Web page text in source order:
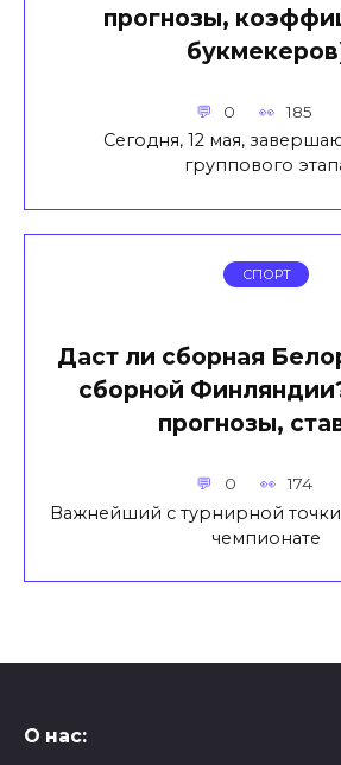
прогнозы,
0 185
Сегодня, 12 мая,
группового
СПОРТ
Даст ли сборная
сборной
прогнозы,
0 174
Важнейший с турнирной точки
чемпионате
О нас: